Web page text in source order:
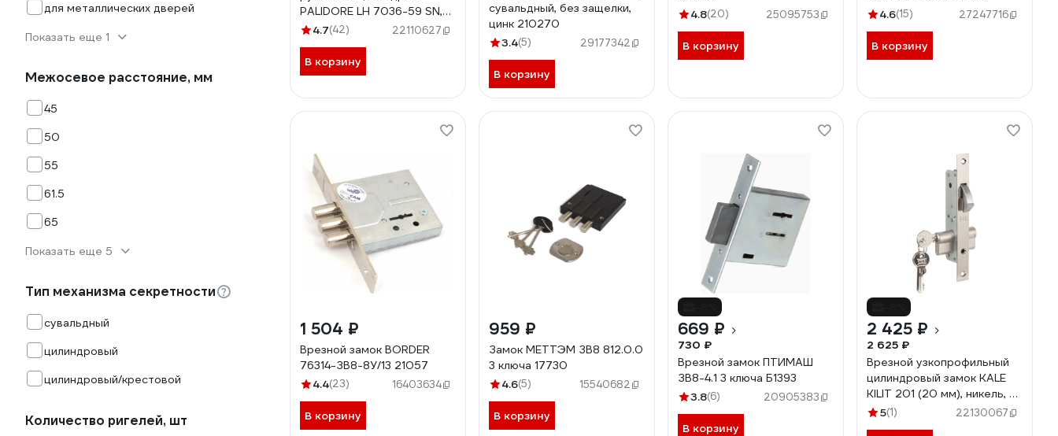
для металлических дверей
Показать еще 1
Межосевое расстояние, мм
45
50
55
61.5
65
Показать еще 5
Тип механизма секретности
сувальдный
цилиндровый
цилиндровый/крестовой
Количество ригелей, шт
PALIDORE LH 7036-59 SN,
никель матовый 98760054
4.7(42) 22110627
В корзину
сувальдный, без защелки,
цинк 210270
3.4(5) 29177342
В корзину
4.8(20) 25095753
В корзину
4.6(15) 27247716
В корзину
1 504 ₽
Врезной замок BORDER
76314-ЗВ8-8У/13 21057
4.4(23) 16403634
В корзину
959 ₽
Замок МЕТТЭМ ЗВ8 812.0.0
3 ключа 17730
4.6(5) 15540682
В корзину
669 ₽
730 ₽
Врезной замок ПТИМАШ
ЗВ8-4.1 3 ключа Б1393
3.8(6) 20905383
В корзину
2 425 ₽
2 625 ₽
Врезной узкопрофильный
цилиндровый замок KALE
KILIT 201 (20 мм), никель, 3
ключа 1093
5(1) 22130067